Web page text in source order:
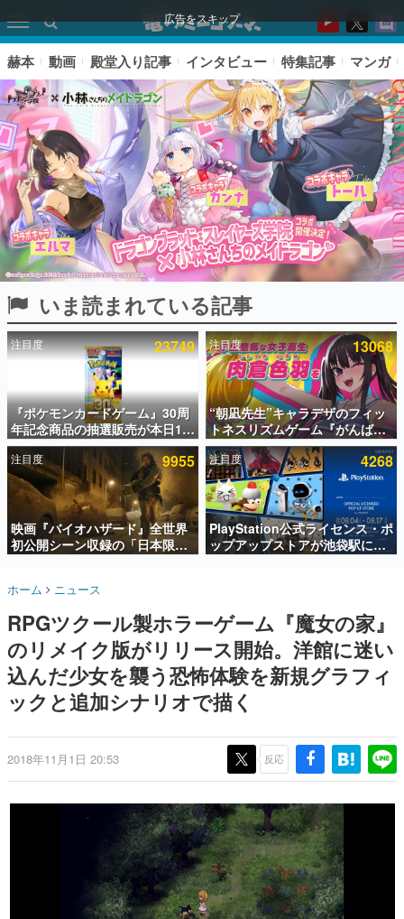
広告をスキップ
ピックアップ
電ファミのいま読まれている記事ランキング
アプリセール情報
インタビュー
連載・特集一覧
殿堂入り記事
SNS拡散数が数千以上！ ページビュー数万以上！ などな
ど。多くの人々に読まれた、電ファミ渾身の“殿堂入り”記
事をまとめました。
名作ゲームクリエイターの方々に製作時のエピソードをお
きます。
赫本
この物語を解いてはいけない。『赫本』は、〈試験問題〉
の形をした短編ホラー小説集です。
これからのデジタルゲーム市場を担う若きクリエイター達
の姿を追い、彼らのルーツと情熱を探っていきます。
ゲームに多大な影響を受けた作家さんに取材し、ゲームが
日本のコンテンツ産業やカルチャーに与えた影響を探る企
画です。
日本モバイルゲーム産業史
日本のモバイルゲーム史における主要なトピック・タイト
ルを網羅するほか、開発者へのインタビューや識者による
解説を掲載。約20年の歴史が一望できる決定版！
赫本 動画 殿堂入り記事 インタビュー 特集記事 マンガ
いま読まれている記事
注目度 23749
『ポケモンカードゲーム』30周
年記念商品の抽選販売が本日12
時より開始。拡張パック「30th
CELEBRATION」のボックス
に、「プレミアムデッキセット
エーフィ・ブラッキー」
「FUTURISTIC BOX」の計3商
品
注目度 13068
“朝凪先生”キャラデザのフィッ
トネスリズムゲーム『がんば
れ！チアリズム』Steamストア
ページが公開。キャラクターの
CVは陽向葵ゅかさん
注目度 9955
映画『バイオハザード』全世界
初公開シーン収録の「日本限
定」予告映像が解禁。バイオの
「ラクーンシティ総合病院」へ
注目度 4268
PlayStation公式ライセンス・ポ
ップアップストアが池袋駅にて
期間限定で開催。夏のアパレル
ホーム ニュース
RPGツクール製ホラーゲーム『魔女の家』
のリメイク版がリリース開始。洋館に迷い
込んだ少女を襲う恐怖体験を新規グラフィ
ックと追加シナリオで描く
2018年11月1日 20:53 反応